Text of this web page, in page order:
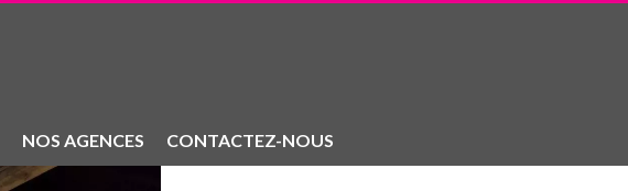
NOS AGENCES CONTACTEZ-NOUS